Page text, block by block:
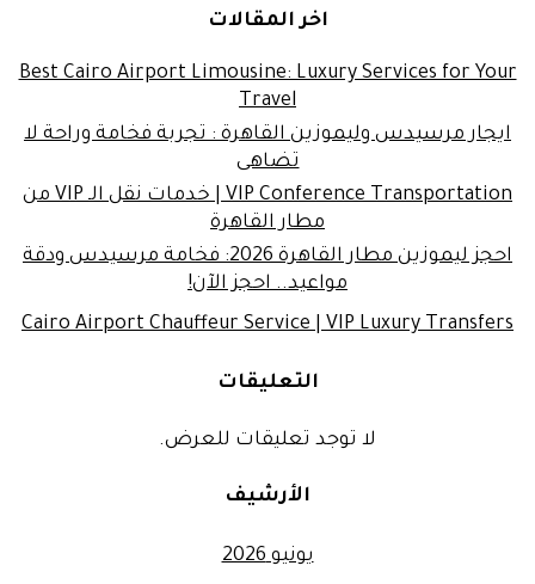
اخر المقالات
Best Cairo Airport Limousine: Luxury Services for Your
Travel
ايجار مرسيدس وليموزين القاهرة : تجربة فخامة وراحة لا
تضاهى
VIP Conference Transportation | خدمات نقل الـ VIP من
مطار القاهرة
احجز ليموزين مطار القاهرة 2026: فخامة مرسيدس ودقة
مواعيد.. احجز الآن!
Cairo Airport Chauffeur Service | VIP Luxury Transfers
التعليقات
لا توجد تعليقات للعرض.
الأرشيف
يونيو 2026